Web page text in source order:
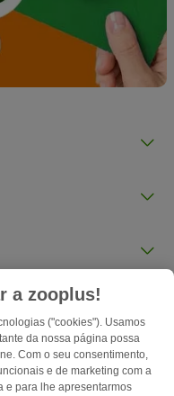
a zooplus!
("cookies"). Usamos
da nossa página possa
Com o seu consentimento,
e de marketing com a
e para lhe apresentarmos